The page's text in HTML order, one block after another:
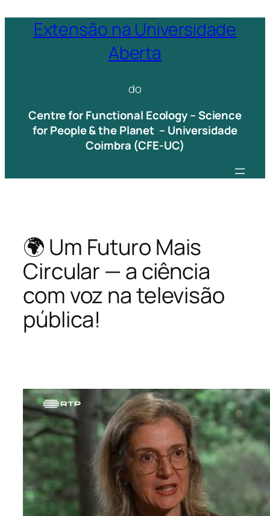
Extensão na Universidade
Aberta
do
Centre for Functional Ecology – Science
for People & the Planet – Universidade
Coimbra (CFE-UC)
🌍 Um Futuro Mais
Circular — a ciência
com voz na televisão
pública!